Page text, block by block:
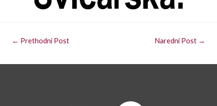
← Prethodni Post Naredni Post →